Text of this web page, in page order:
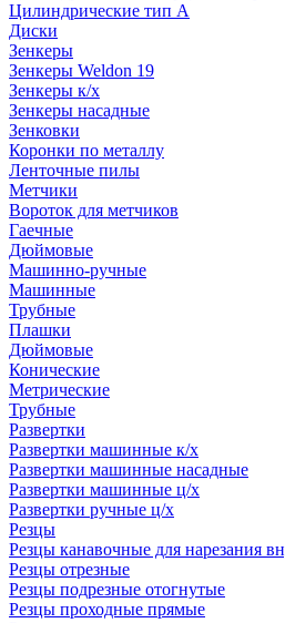
Цилиндрические тип А
Диски
Зенкеры
Зенкеры Weldon 19
Зенкеры к/х
Зенкеры насадные
Зенковки
Коронки по металлу
Ленточные пилы
Метчики
Вороток для метчиков
Гаечные
Дюймовые
Машинно-ручные
Машинные
Трубные
Плашки
Дюймовые
Конические
Метрические
Трубные
Развертки
Развертки машинные к/х
Развертки машинные насадные
Развертки машинные ц/х
Развертки ручные ц/х
Резцы
Резцы канавочные для нарезания
Резцы отрезные
Резцы подрезные отогнутые
Резцы проходные прямые